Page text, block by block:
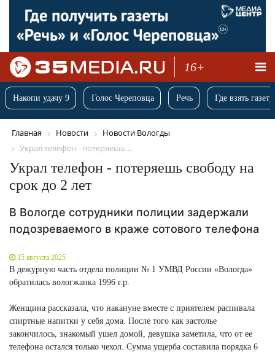
16+
Накопи удачу 9 Голос Череповца Речь Где взять
Главная Новости
Новости Вологды
Украл телефон - потеряешь...
Украл телефон - потеряешь свободу на
срок до 2 лет
В Вологде сотрудники полиции задержали
подозреваемого в краже сотового телефона
15 августа 2025
В дежурную часть отдела полиции № 1 УМВД России «Вологда»
обратилась вологжанка 1996 г.р.
Женщина рассказала, что накануне вместе с приятелем распивала
спиртные напитки у себя дома. После того как застолье
закончилось, знакомый ушел домой, девушка заметила, что от ее
телефона остался только чехол. Сумма ущерба составила порядка 6